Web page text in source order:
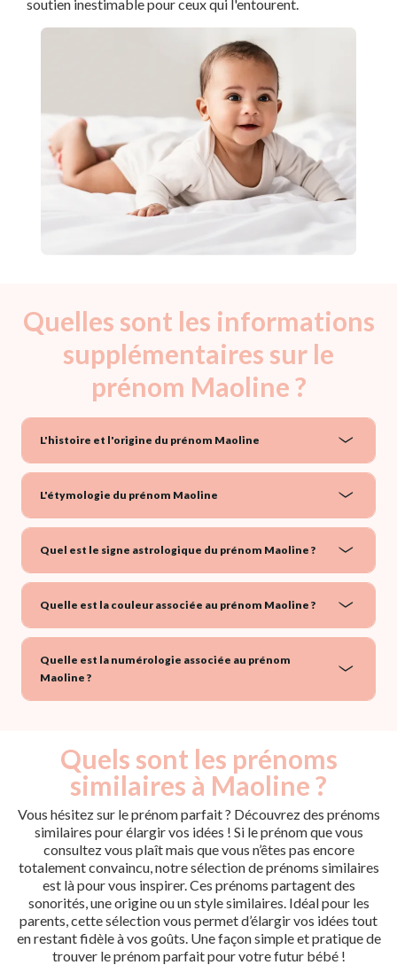
soutien inestimable pour ceux qui l'entourent.
Quelles sont les informations
supplémentaires sur le
prénom Maoline ?
L'histoire et l'origine du prénom Maoline
L'étymologie du prénom Maoline
Quel est le signe astrologique du prénom Maoline ?
Quelle est la couleur associée au prénom Maoline ?
Quelle est la numérologie associée au prénom
Maoline ?
Quels sont les prénoms
similaires à Maoline ?
Vous hésitez sur le prénom parfait ? Découvrez des prénoms
similaires pour élargir vos idées ! Si le prénom que vous
consultez vous plaît mais que vous n’êtes pas encore
totalement convaincu, notre sélection de prénoms similaires
est là pour vous inspirer. Ces prénoms partagent des
sonorités, une origine ou un style similaires. Idéal pour les
parents, cette sélection vous permet d’élargir vos idées tout
en restant fidèle à vos goûts. Une façon simple et pratique de
trouver le prénom parfait pour votre futur bébé !